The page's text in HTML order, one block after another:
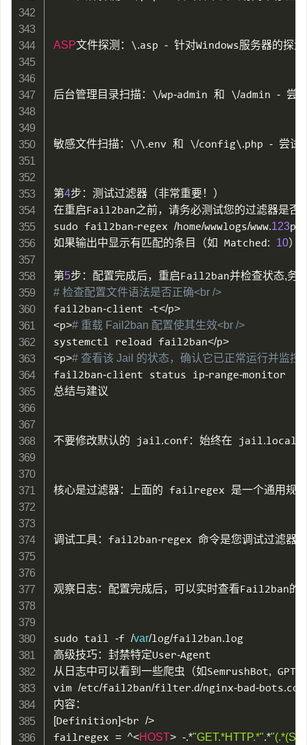
ASP文件探测：\.asp - 针对Windows服务器的探测
后台管理目录扫描：\/wp-admin 和 \/admin - 尝试
敏感文件扫描：\/\.env 和 \/config\.php - 尝试
第4步：测试过滤器（非常重要！）
在重启Fail2ban之前，请务必测试您的过滤器是否
sudo fail2ban-regex /home/wwwlogs/www.123
如果输出中显示有匹配的条目（如 Matched: 10）
第5步：配置完成后，重启Fail2ban并检查状态,
# 检查配置文件语法是否正确<br />
fail2ban-client -t</p>
<p># 重载 Fail2ban 配置使其生效<br />
systemctl reload fail2ban</p>
<p># 查看该 Jail 的状态，确认它已正常运行并监
fail2ban-client status ip-range-monitor
总结与建议
不要修改默认的 jail.conf：始终在 jail.local
核心是过滤器：上面的 failregex 是一个通用规则
调试工具：fail2ban-regex 命令是您调试过滤器
观察日志：配置完成后，可以实时查看Fail2ban的
sudo tail -f /var/log/fail2ban.log
高级技巧：封禁特定User-Agent
从日志中可以看到一些爬虫（如SemrushBot,
vim /etc/fail2ban/filter.d/nginx-bad-bots.
[Definition]<br />
failregex = ^<HOST> -.*"GET.*HTTP.*".*